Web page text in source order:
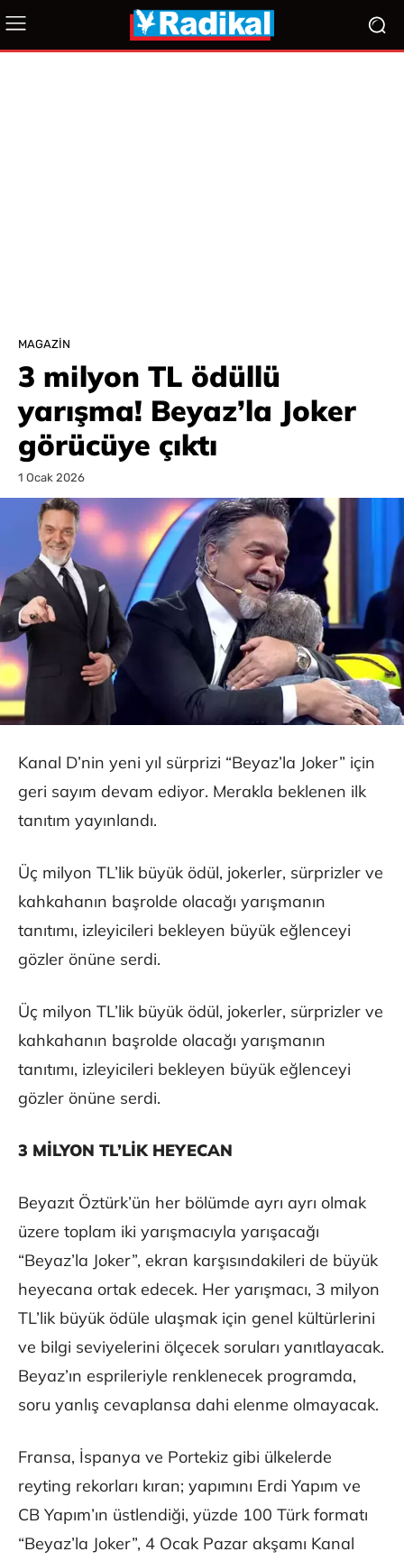
MAGAZIN
3 milyon TL ödüllü
yarışma! Beyaz’la Joker
görücüye çıktı
1 Ocak 2026
Kanal D’nin yeni yıl sürprizi “Beyaz’la Joker” için
geri sayım devam ediyor. Merakla beklenen ilk
tanıtım yayınlandı.
Üç milyon TL’lik büyük ödül, jokerler, sürprizler ve
kahkahanın başrolde olacağı yarışmanın
tanıtımı, izleyicileri bekleyen büyük eğlenceyi
gözler önüne serdi.
Üç milyon TL’lik büyük ödül, jokerler, sürprizler ve
kahkahanın başrolde olacağı yarışmanın
tanıtımı, izleyicileri bekleyen büyük eğlenceyi
gözler önüne serdi.
3 MİLYON TL’LİK HEYECAN
Beyazıt Öztürk’ün her bölümde ayrı ayrı olmak
üzere toplam iki yarışmacıyla yarışacağı
“Beyaz’la Joker”, ekran karşısındakileri de büyük
heyecana ortak edecek. Her yarışmacı, 3 milyon
TL’lik büyük ödüle ulaşmak için genel kültürlerini
ve bilgi seviyelerini ölçecek soruları yanıtlayacak.
Beyaz’ın esprileriyle renklenecek programda,
soru yanlış cevaplansa dahi elenme olmayacak.
Fransa, İspanya ve Portekiz gibi ülkelerde
reyting rekorları kıran; yapımını Erdi Yapım ve
CB Yapım’ın üstlendiği, yüzde 100 Türk formatı
“Beyaz’la Joker”, 4 Ocak Pazar akşamı Kanal